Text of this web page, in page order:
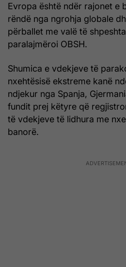
Evropa është ndër rajonet e
rëndë nga ngrohja globale
përballet me valë të
paralajmëroi OBSH.
Shumica e vdekjeve të
nxehtësisë ekstreme kanë
ndjekur nga Spanja,
fundit prej këtyre që
të vdekjeve të lidhura me
banorë.